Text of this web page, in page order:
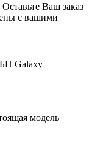
Ваш заказ
с вашими
Galaxy
модель